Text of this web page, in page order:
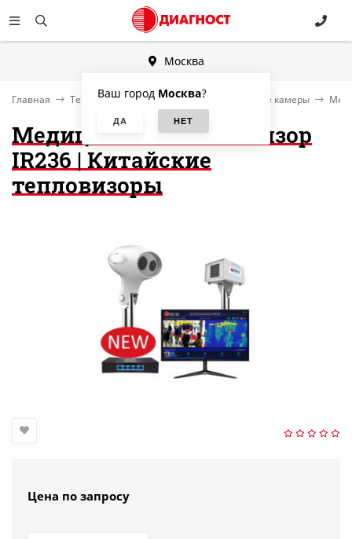
Москва
Ваш город Москва?
Главная Тепловизоры, комплексы, тепловизионные камеры
Медицинский тепловизор
IR236 | Китайские
тепловизоры
Цена по запросу